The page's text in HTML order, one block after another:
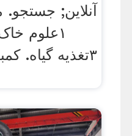
آنلاین;
۳تغذیه گیاه.